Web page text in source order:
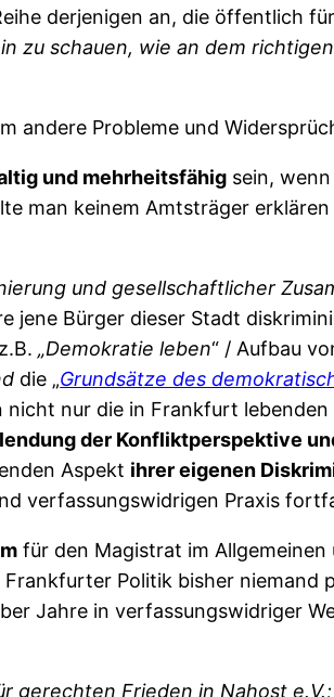
derjenigen an, die öffentlich
zu schauen, wie an dem
andere Probleme und
und mehrheitsfähig sein,
man keinem Amtsträger
und gesellschaftlicher
jene Bürger dieser Stadt
„Demokratie leben“ / Aufbau
die „Grundsätze des
nur die in Frankfurt
der Konfliktperspektive
Aspekt ihrer eigenen
verfassungswidrigen Praxis
für den Magistrat im
Politik bisher
Jahre in verfassungswidriger
gerechten Frieden in Nahost